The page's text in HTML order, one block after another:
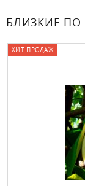
БЛИЗКИЕ
ХИТ ПРОДАЖ